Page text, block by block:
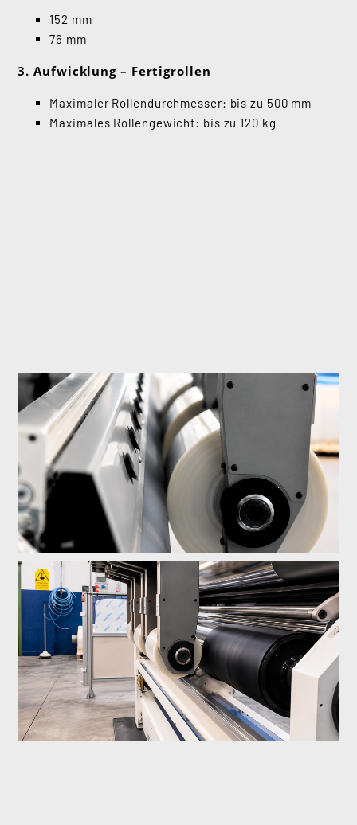
152 mm
76 mm
3. Aufwicklung – Fertigrollen
Maximaler Rollendurchmesser: bis zu 500 mm
Maximales Rollengewicht: bis zu 120 kg